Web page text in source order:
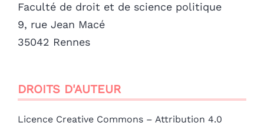
Faculté de droit et de science politique
9, rue Jean Macé
35042 Rennes
DROITS D'AUTEUR
Licence Creative Commons – Attribution 4.0